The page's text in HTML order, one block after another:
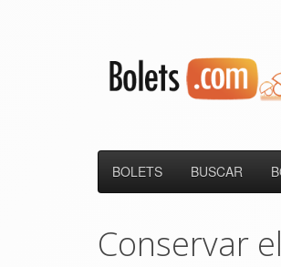
BOLETS BUSCAR
Conservar